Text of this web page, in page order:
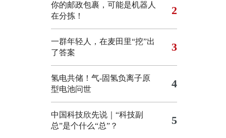
你的邮政包裹，可能是机器人
在分拣！
2
一群年轻人，在麦田里“挖”出
了答案
3
氢电共储！气-固氢负离子原
型电池问世
4
中国科技欣先说｜“科技副
总”是个什么“总”？
5